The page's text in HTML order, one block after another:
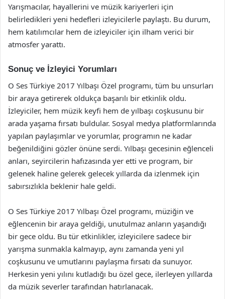
Yarışmacılar, hayallerini ve müzik kariyerleri için
belirledikleri yeni hedefleri izleyicilerle paylaştı. Bu durum,
hem katılımcılar hem de izleyiciler için ilham verici bir
atmosfer yarattı.
Sonuç ve İzleyici Yorumları
O Ses Türkiye 2017 Yılbaşı Özel programı, tüm bu unsurları
bir araya getirerek oldukça başarılı bir etkinlik oldu.
İzleyiciler, hem müzik keyfi hem de yılbaşı coşkusunu bir
arada yaşama fırsatı buldular. Sosyal medya platformlarında
yapılan paylaşımlar ve yorumlar, programın ne kadar
beğenildiğini gözler önüne serdi. Yılbaşı gecesinin eğlenceli
anları, seyircilerin hafızasında yer etti ve program, bir
gelenek haline gelerek gelecek yıllarda da izlenmek için
sabırsızlıkla beklenir hale geldi.
O Ses Türkiye 2017 Yılbaşı Özel programı, müziğin ve
eğlencenin bir araya geldiği, unutulmaz anların yaşandığı
bir gece oldu. Bu tür etkinlikler, izleyicilere sadece bir
yarışma sunmakla kalmayıp, aynı zamanda yeni yıl
coşkusunu ve umutlarını paylaşma fırsatı da sunuyor.
Herkesin yeni yılını kutladığı bu özel gece, ilerleyen yıllarda
da müzik severler tarafından hatırlanacak.